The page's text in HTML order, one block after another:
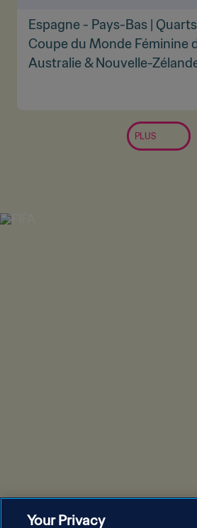
Espagne - Pays-Bas |
Coupe du Monde Féminine
Australie & Nouvelle-
PLUS
Your Privacy